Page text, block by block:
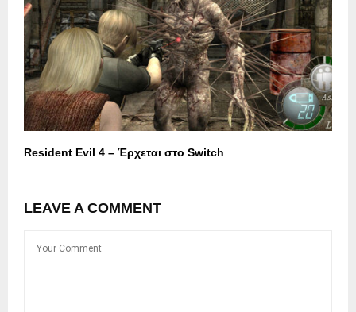
Resident Evil 4 – Έρχεται στο Switch
LEAVE A COMMENT